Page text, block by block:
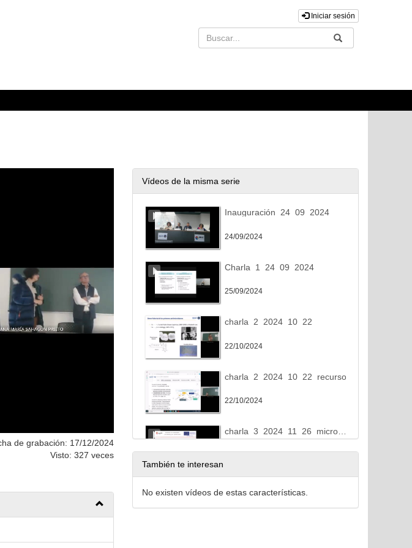
Iniciar sesión
Buscar Enviar
de grabación: 17/12/2024
Visto: 327 veces
Vídeos de la misma serie
Inauguración_24_09_2024
24/09/2024
Charla_1_24_09_2024
25/09/2024
charla_2_2024_10_22
22/10/2024
charla_2_2024_10_22_recursos
22/10/2024
26/11/2024
También te interesan
No existen vídeos de estas características.